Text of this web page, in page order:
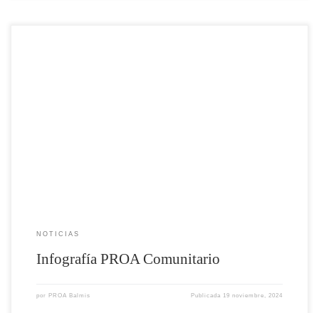
NOTICIAS
Infografía PROA Comunitario
por PROA Balmis Publicada 19 noviembre, 2024